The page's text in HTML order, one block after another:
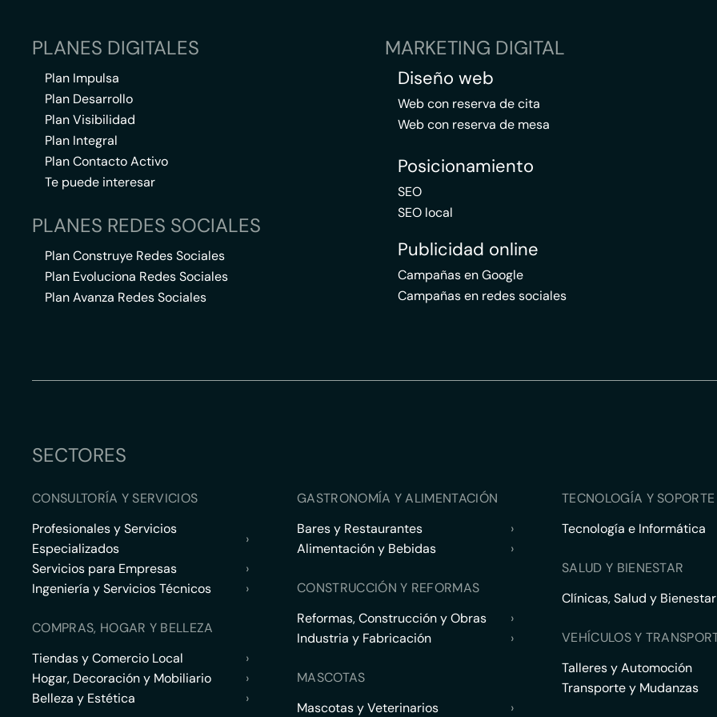
PLANES DIGITALES
Plan Impulsa
Plan Desarrollo
Plan Visibilidad
Plan Integral
Plan Contacto Activo
Te puede interesar
PLANES REDES SOCIALES
Plan Construye Redes Sociales
Plan Evoluciona Redes Sociales
Plan Avanza Redes Sociales
MARKETING DIGITAL
Diseño web
Web con reserva de cita
Web con reserva de mesa
Posicionamiento
SEO
SEO local
Publicidad online
Campañas en Google
Campañas en redes sociales
SECTORES
CONSULTORÍA Y SERVICIOS
Profesionales y Servicios
Especializados
›
Servicios para Empresas
›
Ingeniería y Servicios Técnicos
›
COMPRAS, HOGAR Y BELLEZA
Tiendas y Comercio Local
›
Hogar, Decoración y Mobiliario
›
Belleza y Estética
›
GASTRONOMÍA Y ALIMENTACIÓN
Bares y Restaurantes
›
Alimentación y Bebidas
›
CONSTRUCCIÓN Y REFORMAS
Reformas, Construcción y Obras
›
Industria y Fabricación
›
MASCOTAS
Mascotas y Veterinarios
›
TECNOLOGÍA Y
Tecnología e Informática
SALUD Y BIENESTAR
Clínicas, Salud y Bienestar
VEHÍCULOS Y
Talleres y Automoción
Transporte y Mudanzas